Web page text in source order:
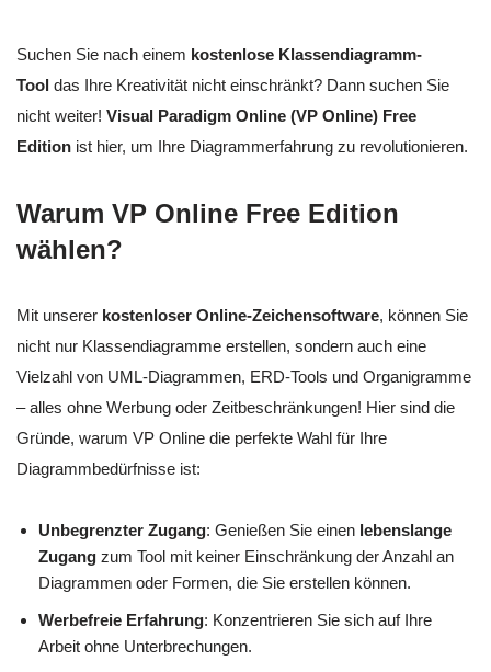
Suchen Sie nach einem kostenlose Klassendiagramm-
Tool das Ihre Kreativität nicht einschränkt? Dann suchen Sie
nicht weiter! Visual Paradigm Online (VP Online) Free
Edition ist hier, um Ihre Diagrammerfahrung zu revolutionieren.
Warum VP Online Free Edition
wählen?
Mit unserer kostenloser Online-Zeichensoftware, können Sie
nicht nur Klassendiagramme erstellen, sondern auch eine
Vielzahl von UML-Diagrammen, ERD-Tools und Organigramme
– alles ohne Werbung oder Zeitbeschränkungen! Hier sind die
Gründe, warum VP Online die perfekte Wahl für Ihre
Diagrammbedürfnisse ist:
Unbegrenzter Zugang: Genießen Sie einen lebenslange
Zugang zum Tool mit keiner Einschränkung der Anzahl an
Diagrammen oder Formen, die Sie erstellen können.
Werbefreie Erfahrung: Konzentrieren Sie sich auf Ihre
Arbeit ohne Unterbrechungen.